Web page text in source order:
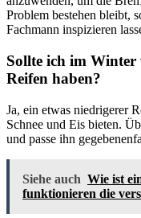
Problem bestehen bleibt,
Fachmann inspizieren
Sollte ich im
Reifen haben?
Ja, ein etwas niedrigerer
Schnee und Eis bieten.
und passe ihn
Siehe auch Wie ist
funktionieren die